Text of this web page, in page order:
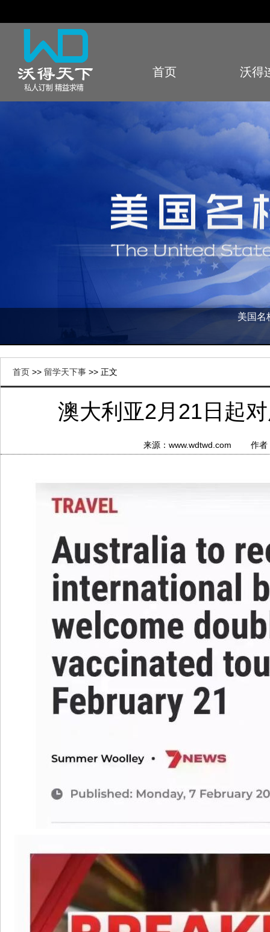
首页 沃得
美国名
首页 >> 留学天下事 >> 正文
澳大利亚2月21日起
来源：www.wdtwd.com 作